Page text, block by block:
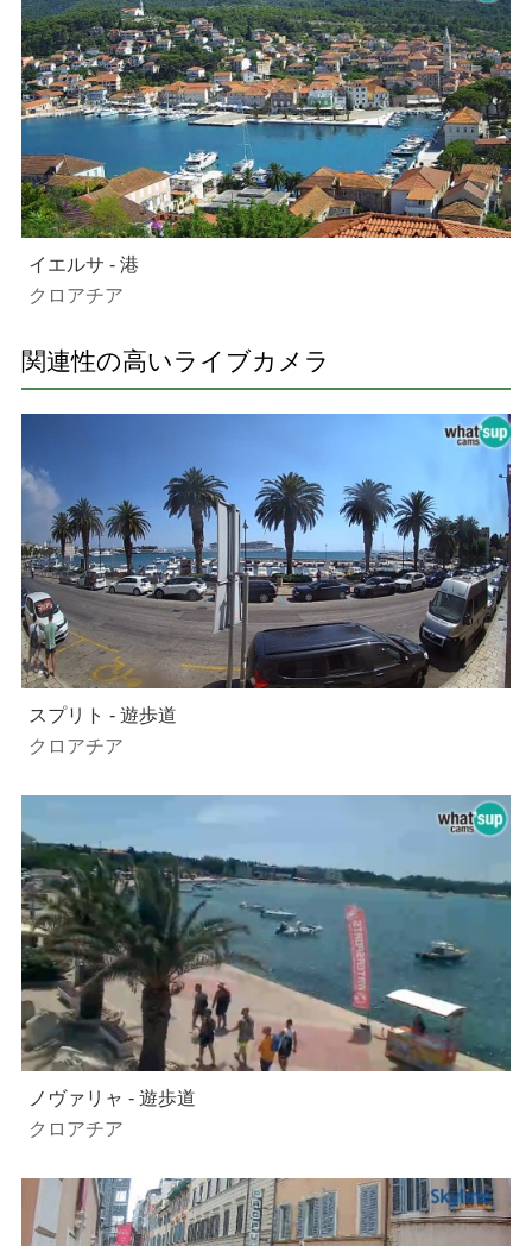
イエルサ - 港
クロアチア
関連性の高いライブカメラ
スプリト - 遊歩道
クロアチア
ノヴァリャ - 遊歩道
クロアチア